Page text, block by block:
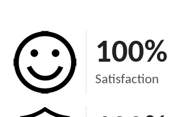
100%
Satisfaction